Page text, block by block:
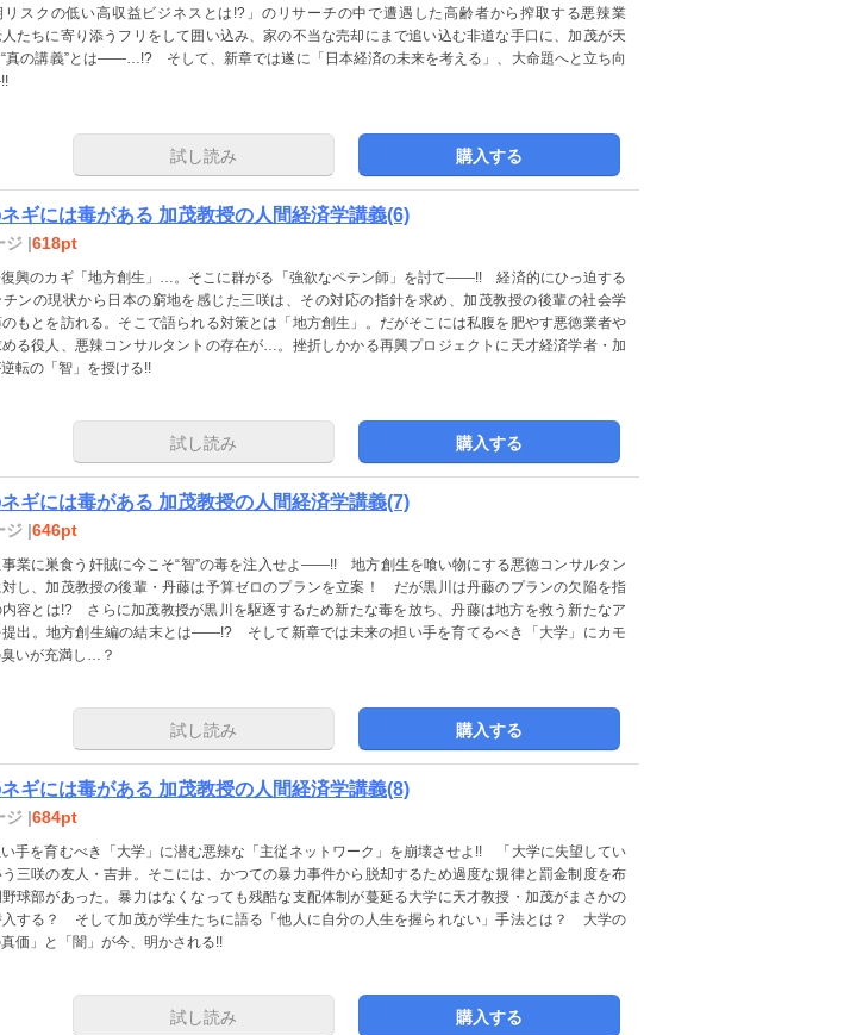
リスクの低い高収益ビジネスとは!?」のリサーチの中で遭遇した高齢者から搾取する悪辣業
たちに寄り添うフリをして囲い込み、家の不当な売却にまで追い込む非道な手口に、加茂が天
真の講義”とは――…!? そして、新章では遂に「日本経済の未来を考える」、大命題へと立ち向
試し読み 購入する
ギには毒がある 加茂教授の人間経済学講義(6)
ジ |618pt
復興のカギ「地方創生」…。そこに群がる「強欲なペテン師」を討て――!! 経済的にひっ迫する
チンの現状から日本の窮地を感じた三咲は、その対応の指針を求め、加茂教授の後輩の社会学
もとを訪れる。そこで語られる対策とは「地方創生」。だがそこには私腹を肥やす悪徳業者や
る役人、悪辣コンサルタントの存在が…。挫折しかかる再興プロジェクトに天才経済学者・加
転の「智」を授ける!!
試し読み 購入する
ギには毒がある 加茂教授の人間経済学講義(7)
ジ |646pt
業に巣食う奸賊に今こそ“智”の毒を注入せよ――!! 地方創生を喰い物にする悪徳コンサルタン
対し、加茂教授の後輩・丹藤は予算ゼロのプランを立案！ だが黒川は丹藤のプランの欠陥を指
容とは!? さらに加茂教授が黒川を駆逐するため新たな毒を放ち、丹藤は地方を救う新たなア
提出。地方創生編の結末とは――!? そして新章では未来の担い手を育てるべき「大学」にカモ
臭いが充満し…？
試し読み 購入する
ギには毒がある 加茂教授の人間経済学講義(8)
ジ |684pt
手を育むべき「大学」に潜む悪辣な「主従ネットワーク」を崩壊させよ!! 「大学に失望してい
三咲の友人・吉井。そこには、かつての暴力事件から脱却するため過度な規律と罰金制度を布
球部があった。暴力はなくなっても残酷な支配体制が蔓延る大学に天才教授・加茂がまさかの
入する？ そして加茂が学生たちに語る「他人に自分の人生を握られない」手法とは？ 大学の
真価」と「闇」が今、明かされる!!
試し読み 購入する